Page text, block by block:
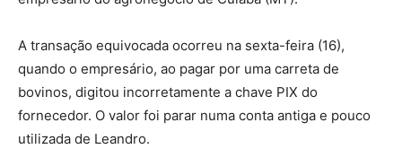
A transação equivocada ocorreu na sexta-feira (16),
quando o empresário, ao pagar por uma carreta de
bovinos, digitou incorretamente a chave PIX do
fornecedor. O valor foi parar numa conta antiga e pouco
utilizada de Leandro.